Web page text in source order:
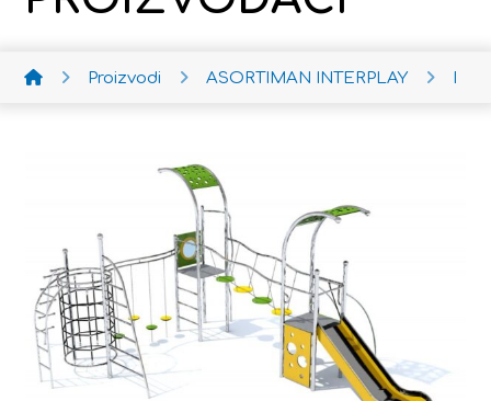
Proizvodi ASORTIMAN INTERPLAY